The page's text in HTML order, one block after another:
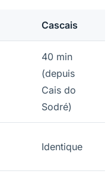
Cascais
40 min
(depuis
Cais do
Sodré)
Identique